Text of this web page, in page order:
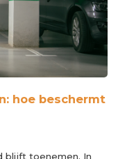
hoe beschermt
blijft toenemen. In